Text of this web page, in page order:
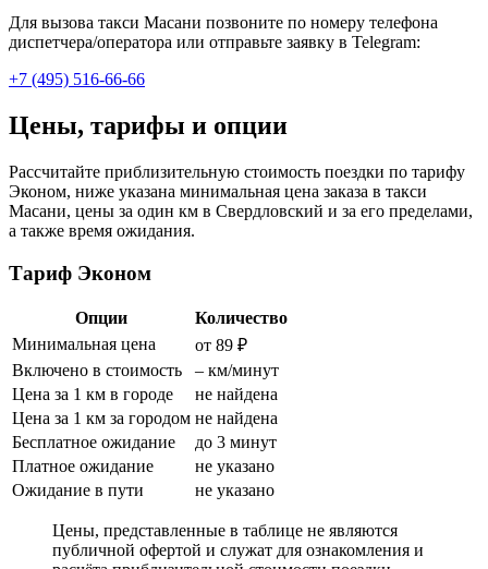
Для вызова такси Масани позвоните по номеру телефона
диспетчера/оператора или отправьте заявку в Telegram:
+7 (495) 516-66-66
Цены, тарифы и опции
Рассчитайте приблизительную стоимость поездки по тарифу
Эконом, ниже указана минимальная цена заказа в такси
Масани, цены за один км в Свердловский и за его пределами,
а также время ожидания.
Тариф Эконом
Опции
Количество
Минимальная цена
от 89 ₽
Включено в стоимость
– км/минут
Цена за 1 км в городе
не найдена
Цена за 1 км за городом не найдена
Бесплатное ожидание
до 3 минут
Платное ожидание
не указано
Ожидание в пути
не указано
Цены, представленные в таблице не являются
публичной офертой и служат для ознакомления и